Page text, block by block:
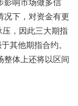
影响市场做多信
况下，对资金有更
，因此三大期指
其他期指合约。
整体上还将以区间